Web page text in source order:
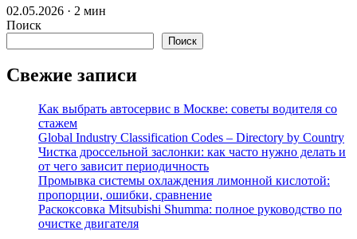
02.05.2026 · 2 мин
Поиск
Поиск
Свежие записи
Как выбрать автосервис в Москве: советы водителя со
стажем
Global Industry Classification Codes – Directory by Country
Чистка дроссельной заслонки: как часто нужно делать и
от чего зависит периодичность
Промывка системы охлаждения лимонной кислотой:
пропорции, ошибки, сравнение
Раскоксовка Mitsubishi Shumma: полное руководство по
очистке двигателя